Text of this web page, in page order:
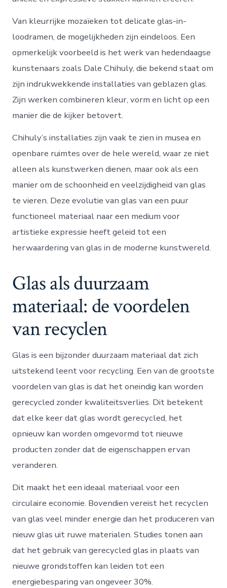
Van kleurrijke mozaïeken tot delicate glas-in-
loodramen, de mogelijkheden zijn eindeloos. Een
opmerkelijk voorbeeld is het werk van hedendaagse
kunstenaars zoals Dale Chihuly, die bekend staat om
zijn indrukwekkende installaties van geblazen glas.
Zijn werken combineren kleur, vorm en licht op een
manier die de kijker betovert.
Chihuly’s installaties zijn vaak te zien in musea en
openbare ruimtes over de hele wereld, waar ze niet
alleen als kunstwerken dienen, maar ook als een
manier om de schoonheid en veelzijdigheid van glas
te vieren. Deze evolutie van glas van een puur
functioneel materiaal naar een medium voor
artistieke expressie heeft geleid tot een
herwaardering van glas in de moderne kunstwereld.
Glas als duurzaam
materiaal: de voordelen
van recyclen
Glas is een bijzonder duurzaam materiaal dat zich
uitstekend leent voor recycling. Een van de grootste
voordelen van glas is dat het oneindig kan worden
gerecycled zonder kwaliteitsverlies. Dit betekent
dat elke keer dat glas wordt gerecycled, het
opnieuw kan worden omgevormd tot nieuwe
producten zonder dat de eigenschappen ervan
veranderen.
Dit maakt het een ideaal materiaal voor een
circulaire economie. Bovendien vereist het recyclen
van glas veel minder energie dan het produceren van
nieuw glas uit ruwe materialen. Studies tonen aan
dat het gebruik van gerecycled glas in plaats van
nieuwe grondstoffen kan leiden tot een
energiebesparing van ongeveer 30%.